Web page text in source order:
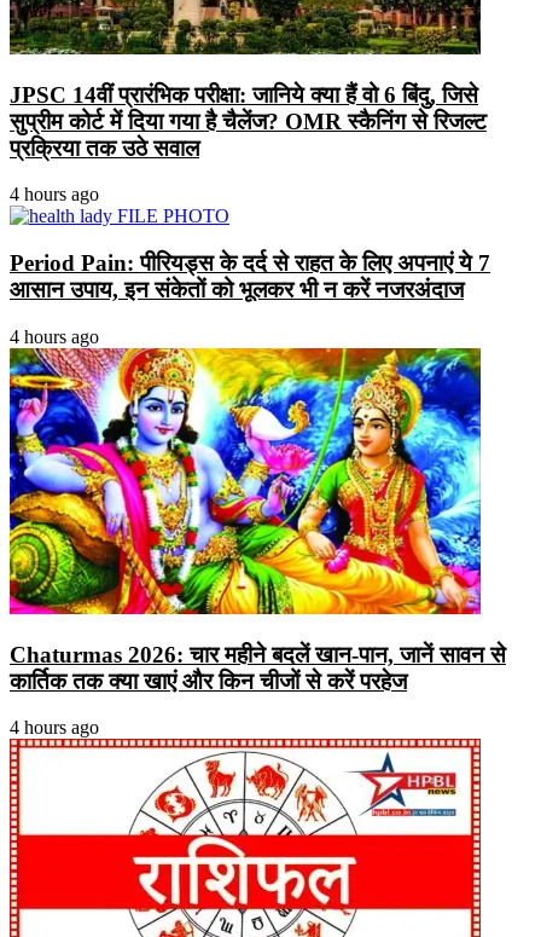
JPSC 14वीं प्रारंभिक परीक्षा: जानिये क्या हैं वो 6 बिंदु, जिसे
सुप्रीम कोर्ट में दिया गया है चैलेंज? OMR स्कैनिंग से रिजल्ट
प्रक्रिया तक उठे सवाल
4 hours ago
Period Pain: पीरियड्स के दर्द से राहत के लिए अपनाएं ये 7
आसान उपाय, इन संकेतों को भूलकर भी न करें नजरअंदाज
4 hours ago
Chaturmas 2026: चार महीने बदलें खान-पान, जानें सावन से
कार्तिक तक क्या खाएं और किन चीजों से करें परहेज
4 hours ago